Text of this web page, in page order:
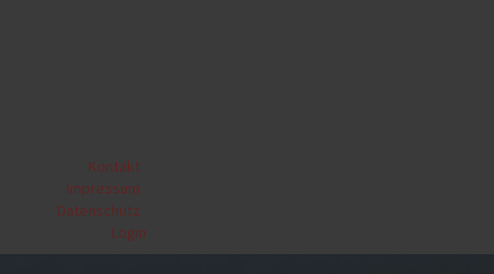
Kontakt
Impressum
Datenschutz
Login